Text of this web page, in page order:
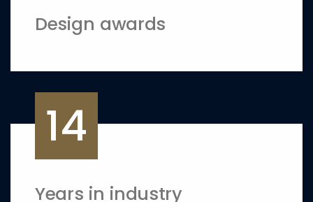
Design awards
14
Years in industry